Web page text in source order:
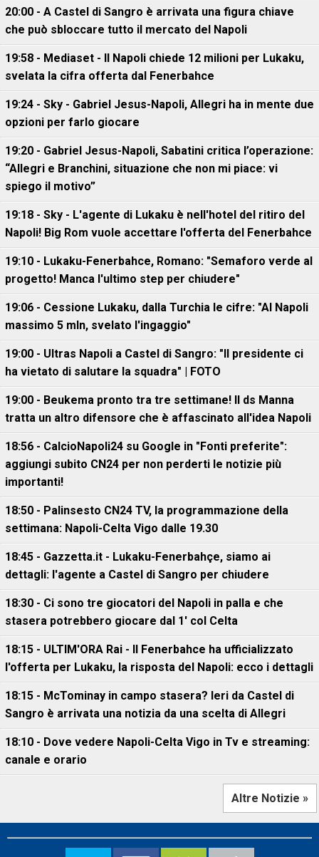
20:00 - A Castel di Sangro è arrivata una figura chiave
che può sbloccare tutto il mercato del Napoli
19:58 - Mediaset - Il Napoli chiede 12 milioni per Lukaku,
svelata la cifra offerta dal Fenerbahce
19:24 - Sky - Gabriel Jesus-Napoli, Allegri ha in mente due
opzioni per farlo giocare
19:20 - Gabriel Jesus-Napoli, Sabatini critica l’operazione:
“Allegri e Branchini, situazione che non mi piace: vi
spiego il motivo”
19:18 - Sky - L'agente di Lukaku è nell'hotel del ritiro del
Napoli! Big Rom vuole accettare l'offerta del Fenerbahce
19:10 - Lukaku-Fenerbahce, Romano: "Semaforo verde al
progetto! Manca l'ultimo step per chiudere"
19:06 - Cessione Lukaku, dalla Turchia le cifre: "Al Napoli
massimo 5 mln, svelato l'ingaggio"
19:00 - Ultras Napoli a Castel di Sangro: "Il presidente ci
ha vietato di salutare la squadra" | FOTO
19:00 - Beukema pronto tra tre settimane! Il ds Manna
tratta un altro difensore che è affascinato all'idea Napoli
18:56 - CalcioNapoli24 su Google in "Fonti preferite":
aggiungi subito CN24 per non perderti le notizie più
importanti!
18:50 - Palinsesto CN24 TV, la programmazione della
settimana: Napoli-Celta Vigo dalle 19.30
18:45 - Gazzetta.it - Lukaku-Fenerbahçe, siamo ai
dettagli: l'agente a Castel di Sangro per chiudere
18:30 - Ci sono tre giocatori del Napoli in palla e che
stasera potrebbero giocare dal 1' col Celta
18:15 - ULTIM'ORA Rai - Il Fenerbahce ha ufficializzato
l'offerta per Lukaku, la risposta del Napoli: ecco i dettagli
18:15 - McTominay in campo stasera? Ieri da Castel di
Sangro è arrivata una notizia da una scelta di Allegri
18:10 - Dove vedere Napoli-Celta Vigo in Tv e streaming:
canale e orario
Altre Notizie »